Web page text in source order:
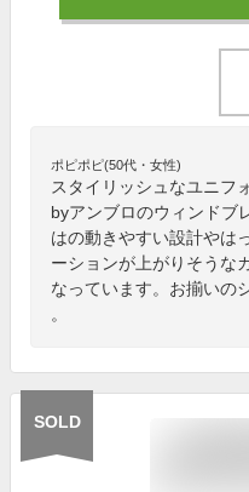
ポピポピ(50代・女性)
スタイリッシュなユニフ
byアンブロのウィンドブ
はの動きやすい設計やは
ーションが上がりそうな
なっています。お揃いの
。
SOLD